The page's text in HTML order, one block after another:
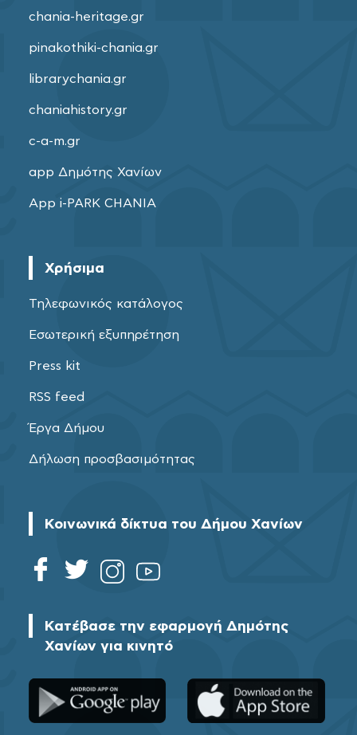
chania-heritage.gr
pinakothiki-chania.gr
librarychania.gr
chaniahistory.gr
c-a-m.gr
app Δημότης Χανίων
App i-PARK CHANIA
Χρήσιμα
Τηλεφωνικός κατάλογος
Εσωτερική εξυπηρέτηση
Press kit
RSS feed
Έργα Δήμου
Δήλωση προσβασιμότητας
Κοινωνικά δίκτυα του Δήμου Χανίων
Κατέβασε την εφαρμογή Δημότης
Χανίων για κινητό